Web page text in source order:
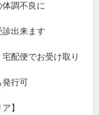
調不良に
診出来ます
配便でお受け取り
発行可
】